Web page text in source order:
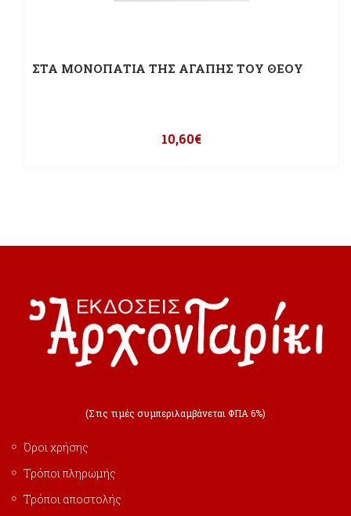
ΣΤΑ ΜΟΝΟΠΑΤΙΑ ΤΗΣ ΑΓΑΠΗΣ ΤΟΥ ΘΕΟΥ
10,60€
(Στις τιμές συμπεριλαμβάνεται ΦΠΑ 6%)
Όροι χρήσης
Τρόποι πληρωμής
Τρόποι αποστολής